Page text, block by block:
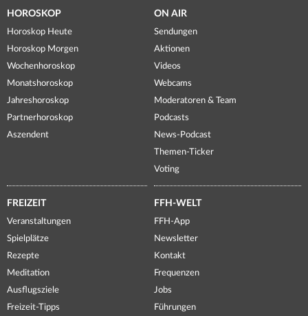
HOROSKOP
Horoskop Heute
Horoskop Morgen
Wochenhoroskop
Monatshoroskop
Jahreshoroskop
Partnerhoroskop
Aszendent
ON AIR
Sendungen
Aktionen
Videos
Webcams
Moderatoren & Team
Podcasts
News-Podcast
Themen-Ticker
Voting
FREIZEIT
Veranstaltungen
Spielplätze
Rezepte
Meditation
Ausflugsziele
Freizeit-Tipps
FFH-WELT
FFH-App
Newsletter
Kontakt
Frequenzen
Jobs
Führungen